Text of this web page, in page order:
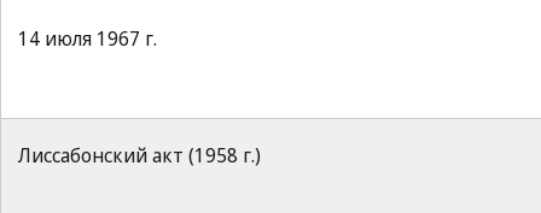
14 июля 1967 г.
Лиссабонский акт (1958 г.)